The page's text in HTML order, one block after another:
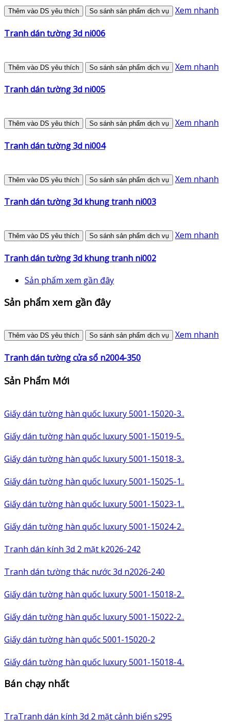
Thêm vào DS yêu thích So sánh sản phẩm dịch vụ Xem nhanh
Tranh dán tường 3d ni006
Thêm vào DS yêu thích So sánh sản phẩm dịch vụ Xem nhanh
Tranh dán tường 3d ni005
Thêm vào DS yêu thích So sánh sản phẩm dịch vụ Xem nhanh
Tranh dán tường 3d ni004
Thêm vào DS yêu thích So sánh sản phẩm dịch vụ Xem nhanh
Tranh dán tường 3d khung tranh ni003
Thêm vào DS yêu thích So sánh sản phẩm dịch vụ Xem nhanh
Tranh dán tường 3d khung tranh ni002
Sản phẩm xem gần đây
Sản phẩm xem gần đây
Thêm vào DS yêu thích So sánh sản phẩm dịch vụ Xem nhanh
Tranh dán tường cửa sổ n2004-350
Sản Phẩm Mới
Giấy dán tường hàn quốc luxury 5001-15020-3..
Giấy dán tường hàn quốc luxury 5001-15019-5..
Giấy dán tường hàn quốc luxury 5001-15018-3..
Giấy dán tường hàn quốc luxury 5001-15025-1..
Giấy dán tường hàn quốc luxury 5001-15023-1..
Giấy dán tường hàn quốc luxury 5001-15024-2..
Tranh dán kính 3d 2 mặt k2026-242
Tranh dán tường thác nước 3d n2026-240
Giấy dán tường hàn quốc luxury 5001-15018-2..
Giấy dán tường hàn quốc luxury 5001-15022-2..
Giấy dán tường hàn quốc 5001-15020-2
Giấy dán tường hàn quốc luxury 5001-15018-4..
Bán chạy nhất
TraTranh dán kính 3d 2 mặt cảnh biển s295